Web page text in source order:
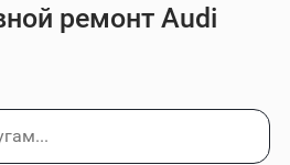
ремонт Audi